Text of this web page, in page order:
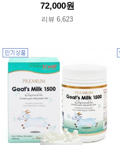
72,000원
리뷰 6,623